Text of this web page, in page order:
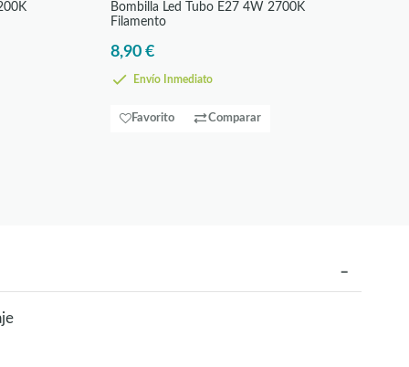
Bombilla Led Tubo E27 4W 2700K
Filamento
8,90 €
Envío Inmediato
Favorito Comparar